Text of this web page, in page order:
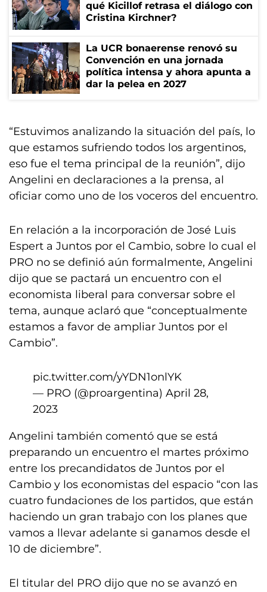
qué Kicillof retrasa el diálogo con
Cristina Kirchner?
La UCR bonaerense renovó su
Convención en una jornada
política intensa y ahora apunta a
dar la pelea en 2027
“Estuvimos analizando la situación del país, lo
que estamos sufriendo todos los argentinos,
eso fue el tema principal de la reunión”, dijo
Angelini en declaraciones a la prensa, al
oficiar como uno de los voceros del encuentro.
En relación a la incorporación de José Luis
Espert a Juntos por el Cambio, sobre lo cual el
PRO no se definió aún formalmente, Angelini
dijo que se pactará un encuentro con el
economista liberal para conversar sobre el
tema, aunque aclaró que “conceptualmente
estamos a favor de ampliar Juntos por el
Cambio”.
pic.twitter.com/yYDN1onlYK
— PRO (@proargentina) April 28,
2023
Angelini también comentó que se está
preparando un encuentro el martes próximo
entre los precandidatos de Juntos por el
Cambio y los economistas del espacio “con las
cuatro fundaciones de los partidos, que están
haciendo un gran trabajo con los planes que
vamos a llevar adelante si ganamos desde el
10 de diciembre”.
El titular del PRO dijo que no se avanzó en